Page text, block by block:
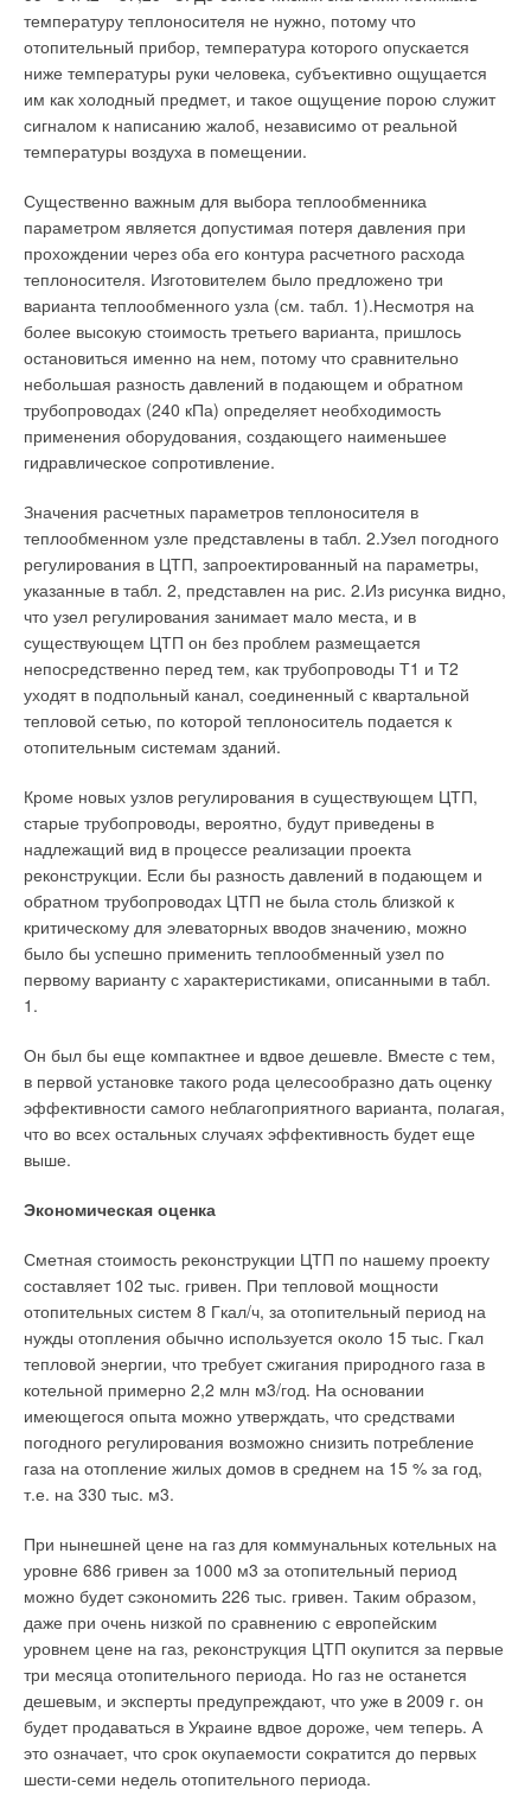
температуру теплоносителя не нужно, потому что
отопительный прибор, температура которого опускается
ниже температуры руки человека, субъективно ощущается
им как холодный предмет, и такое ощущение порою служит
сигналом к написанию жалоб, независимо от реальной
температуры воздуха в помещении.
Существенно важным для выбора теплообменника
параметром является допустимая потеря давления при
прохождении через оба его контура расчетного расхода
теплоносителя. Изготовителем было предложено три
варианта теплообменного узла (см. табл. 1).Несмотря на
более высокую стоимость третьего варианта, пришлось
остановиться именно на нем, потому что сравнительно
небольшая разность давлений в подающем и обратном
трубопроводах (240 кПа) определяет необходимость
применения оборудования, создающего наименьшее
гидравлическое сопротивление.
Значения расчетных параметров теплоносителя в
теплообменном узле представлены в табл. 2.Узел погодного
регулирования в ЦТП, запроектированный на параметры,
указанные в табл. 2, представлен на рис. 2.Из рисунка видно,
что узел регулирования занимает мало места, и в
существующем ЦТП он без проблем размещается
непосредственно перед тем, как трубопроводы Т1 и Т2
уходят в подпольный канал, соединенный с квартальной
тепловой сетью, по которой теплоноситель подается к
отопительным системам зданий.
Кроме новых узлов регулирования в существующем ЦТП,
старые трубопроводы, вероятно, будут приведены в
надлежащий вид в процессе реализации проекта
реконструкции. Если бы разность давлений в подающем и
обратном трубопроводах ЦТП не была столь близкой к
критическому для элеваторных вводов значению, можно
было бы успешно применить теплообменный узел по
первому варианту с характеристиками, описанными в табл.
1.
Он был бы еще компактнее и вдвое дешевле. Вместе с тем,
в первой установке такого рода целесообразно дать оценку
эффективности самого неблагоприятного варианта, полагая,
что во всех остальных случаях эффективность будет еще
выше.
Экономическая оценка
Сметная стоимость реконструкции ЦТП по нашему проекту
составляет 102 тыс. гривен. При тепловой мощности
отопительных систем 8 Гкал/ч, за отопительный период на
нужды отопления обычно используется около 15 тыс. Гкал
тепловой энергии, что требует сжигания природного газа в
котельной примерно 2,2 млн м3/год. На основании
имеющегося опыта можно утверждать, что средствами
погодного регулирования возможно снизить потребление
газа на отопление жилых домов в среднем на 15 % за год,
т.е. на 330 тыс. м3.
При нынешней цене на газ для коммунальных котельных на
уровне 686 гривен за 1000 м3 за отопительный период
можно будет сэкономить 226 тыс. гривен. Таким образом,
даже при очень низкой по сравнению с европейским
уровнем цене на газ, реконструкция ЦТП окупится за первые
три месяца отопительного периода. Но газ не останется
дешевым, и эксперты предупреждают, что уже в 2009 г. он
будет продаваться в Украине вдвое дороже, чем теперь. А
это означает, что срок окупаемости сократится до первых
шести-семи недель отопительного периода.
«Добровольный» учет уже принес определенный эффект: по
оценкам специалистов АВОК, с 1991 г. потребление тепла в
Москве удалось сократить на 18 % [1].Однако до момента,
когда все потребители придут к мысли о необходимости
считать тепло, может пройти немало времени. Поэтому уже
ускорения процесса повсеместной установки
теплосчетчиков.
В Новосибирске, к примеру, жильцам выдается кредит от
муниципалитета на техническое переоснащение. Это
позволяет сделать покупку прибора учета
необременительной в финансовом плане, особенно для
потребителей, дома которых хорошо утеплены.В
европейских странах проблему перехода «на счетчик»
решили просто: стоимость приборов оплачивают сами
теплосетевые компании, закладывая потом понесенные
Приборы учета остаются их собственностью, а сами
потребители отвечают за сохранность оборудования.
Правда, и здесь возникают определенные трудности. «Мы
тоже могли бы включить эти затраты в тариф, —
комментирует Вячеслав Янков, директор филиала ОАО
«Волжская ТГК», — но тогда получится, что за установку
приборов будут платить и те потребители, которые уже
потратили деньги и установили себе счетчики: тариф же
один для всех. А тот, кто игнорировал проблему, окажется в
2009 год подобные расходы не планируются».
Передовой опыт
Примером, когда задачу переоборудования жилых домов
берет на себя муниципалитет, может служить проект
«Передача ведомственного жилищного фонда»,
реализованный в 6 городах России, в частности в Череповце.
На кредит Международного банка реконструкции и развития
677 жилых многоквартирных домов города (57 % от общего
их количества).
«Мы отдали приоритет широкому внедрению приборного
учета, а также автоматизации систем отопления и
аналитической работы департамента ЖКХ череповецкой
трубопроводов, подвалов и подъездов. И время показало:
наш подход был самым удачным и взвешенным».
В результате удалось избежать и повышения тарифов на
коммунальные услуги, и переноса выплат по кредиту на
плечи потребителей. Погашение кредита осуществляется за
счет экономии средств, которые ранее уходили на
аварийные ремонты и плановую замену оборудования. В
частности, ультразвуковые приборы Multical, установленные
в череповецких домах, не требуют затрат на обслуживание:
батарейки.
Также остался в прошлом целый пласт других проблем: «С
прибором учета нам не надо проверять нагрузки
потребителей, считать квадратные метры и количество
зарегистрированных жильцов, — говорит Вячеслав Степин,
директор МУП «Теплоэнергия», тепловой сети Череповца, —
не надо перепроверять каждый документ, не надо держать
специалистов, которые бы этим занимались.
Со счетчиками куда проще: сколько тепла израсходовал —